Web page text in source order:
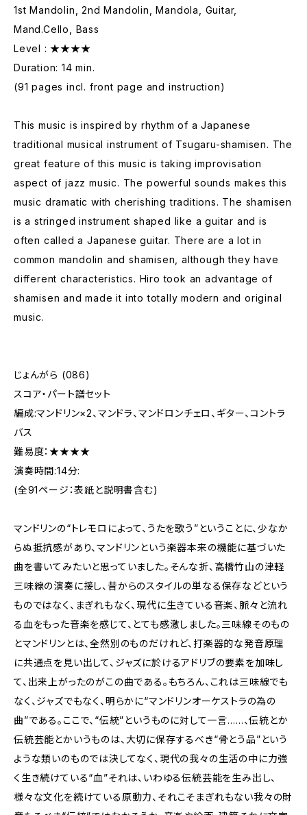
1st Mandolin, 2nd Mandolin, Mandola, Guitar,
Mand.Cello, Bass
Level : ★★★★
Duration: 14 min.
(91 pages incl. front page and instruction)
This music is inspired by rhythm of a Japanese
traditional musical instrument of Tsugaru-shamisen. The
great feature of this music is taking improvisation
aspect of jazz music. The powerful sounds makes this
music dramatic with cherishing traditions. The shamisen
is a stringed instrument shaped like a guitar and is
often called a Japanese guitar. There are a lot in
common mandolin and shamisen, although they have
different characteristics. Hiro took an advantage of
shamisen and made it into totally modern and original
music.
じょんがら (086)
スコア・パート譜セット
編成:マンドリン×2、マンドラ、マンドロンチェロ、ギター、コントラ
バス
難易度：★★★★
演奏時間:14分:
(全91ページ：表紙と説明書含む)
マンドリンの“トレモロによって、うたを歌う”ということに、少なか
らぬ抵抗感があり、マンドリンという楽器本来の機能に基づいた
曲を書いてみたいと思っていました。そんな折、高橋竹山の津軽
三味線の演奏に接し、昔からのスタイルの単なる保存などという
ものではなく、まぎれもなく、現代に生きている音楽、脈々と流れ
る血をもった音楽を感じて、とても感激しました。三味線そのもの
とマンドリンとは、全然別のものだけれど、打楽器的な発音原理
に共通点を見い出して、ジャズに於けるアドリブの要素を加味し
て、出来上がったのがこの曲である。もちろん、これは三味線でも
なく、ジャズでもなく、明らかに“マンドリンオーケストラの為の
曲”である。ここで、“伝統”というものに対して一言……、伝統とか
伝統芸能とかいうものは、大切に保存するべき“骨とう品”という
ような類いのものでは決してなく、現代の我々の生活の中に力強
く生き続けている“血”それは、いわゆる伝統芸能を生み出し、
様々な文化を続けている原動力、それこそまぎれもない我々の財